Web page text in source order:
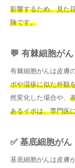
影響するため、見た
険です。
💬 有棘細胞が
有棘細胞がんは皮膚
ボや湿疹に似た外観
然変化した場合や、
あるイボは、専門医
✅ 基底細胞がん
基底細胞がんは皮膚